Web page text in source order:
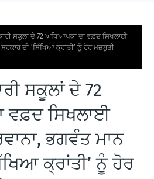
ਸਕੂਲਾਂ ਦੇ 72 ਅਧਿਆਪਕਾਂ ਦਾ ਵਫ਼ਦ ਸਿਖਲਾਈ
ਦੀ ‘ਸਿੱਖਿਆ ਕ੍ਰਾਂਤੀ’ ਨੂੰ ਹੋਰ ਮਜ਼ਬੂਤੀ
ਸਕੂਲਾਂ ਦੇ 72
ਵਫ਼ਦ ਸਿਖਲਾਈ
ਭਗਵੰਤ ਮਾਨ
ਕ੍ਰਾਂਤੀ’ ਨੂੰ ਹੋਰ